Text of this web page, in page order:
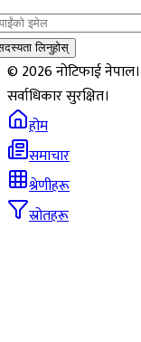
लिनुहोस्
©2026नोटिफाई नेपाल।
सर्वाधिकार सुरक्षित।
होम
समाचार
श्रेणीहरू
स्रोतहरू